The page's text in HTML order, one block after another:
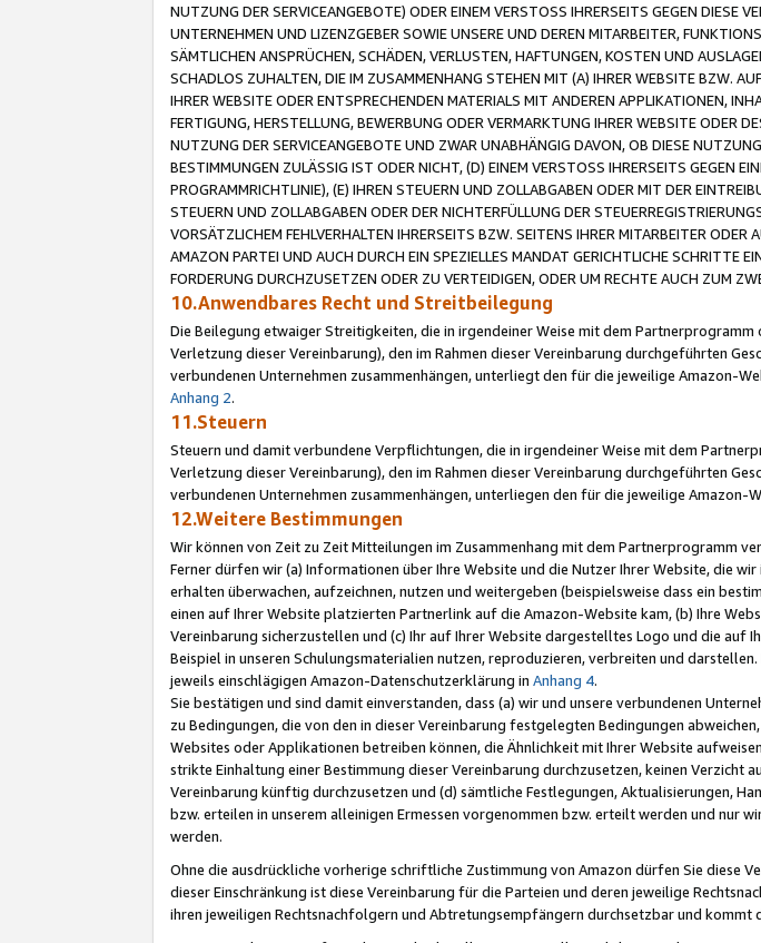
NUTZUNG DER SERVICEANGEBOTE) ODER EINEM VERSTOSS IHRERSEITS GEGEN DIESE
UNTERNEHMEN UND LIZENZGEBER SOWIE UNSERE UND DEREN MITARBEITER,
SÄMTLICHEN ANSPRÜCHEN, SCHÄDEN, VERLUSTEN, HAFTUNGEN, KOSTEN UND
SCHADLOS ZUHALTEN, DIE IM ZUSAMMENHANG STEHEN MIT (A) IHRER WEBSITE BZW.
IHRER WEBSITE ODER ENTSPRECHENDEN MATERIALS MIT ANDEREN APPLIKATIONEN,
FERTIGUNG, HERSTELLUNG, BEWERBUNG ODER VERMARKTUNG IHRER WEBSITE ODER
NUTZUNG DER SERVICEANGEBOTE UND ZWAR UNABHÄNGIG DAVON, OB DIESE
BESTIMMUNGEN ZULÄSSIG IST ODER NICHT, (D) EINEM VERSTOSS IHRERSEITS GEGEN
PROGRAMMRICHTLINIE), (E) IHREN STEUERN UND ZOLLABGABEN ODER MIT DER
STEUERN UND ZOLLABGABEN ODER DER NICHTERFÜLLUNG DER
VORSÄTZLICHEM FEHLVERHALTEN IHRERSEITS BZW. SEITENS IHRER MITARBEITER
AMAZON PARTEI UND AUCH DURCH EIN SPEZIELLES MANDAT GERICHTLICHE SCHRITTE
FORDERUNG DURCHZUSETZEN ODER ZU VERTEIDIGEN, ODER UM RECHTE AUCH ZUM
10.Anwendbares Recht und Streitbeilegung
Die Beilegung etwaiger Streitigkeiten, die in irgendeiner Weise mit dem
Verletzung dieser Vereinbarung), den im Rahmen dieser Vereinbarung durchgeführten
verbundenen Unternehmen zusammenhängen, unterliegt den für die jeweilige Amazon-
Anhang 2.
11.Steuern
Steuern und damit verbundene Verpflichtungen, die in irgendeiner Weise mit dem
Verletzung dieser Vereinbarung), den im Rahmen dieser Vereinbarung durchgeführten
verbundenen Unternehmen zusammenhängen, unterliegen den für die jeweilige Amazon-
12.Weitere Bestimmungen
Wir können von Zeit zu Zeit Mitteilungen im Zusammenhang mit dem Partnerprogramm
Ferner dürfen wir (a) Informationen über Ihre Website und die Nutzer Ihrer Website, die
erhalten überwachen, aufzeichnen, nutzen und weitergeben (beispielsweise dass ein
einen auf Ihrer Website platzierten Partnerlink auf die Amazon-Website kam, (b) Ihre
Vereinbarung sicherzustellen und (c) Ihr auf Ihrer Website dargestelltes Logo und die
Beispiel in unseren Schulungsmaterialien nutzen, reproduzieren, verbreiten und
jeweils einschlägigen Amazon-Datenschutzerklärung in Anhang 4.
Sie bestätigen und sind damit einverstanden, dass (a) wir und unsere verbundenen
zu Bedingungen, die von den in dieser Vereinbarung festgelegten Bedingungen
Websites oder Applikationen betreiben können, die Ähnlichkeit mit Ihrer Website
strikte Einhaltung einer Bestimmung dieser Vereinbarung durchzusetzen, keinen
Vereinbarung künftig durchzusetzen und (d) sämtliche Festlegungen, Aktualisierungen,
bzw. erteilen in unserem alleinigen Ermessen vorgenommen bzw. erteilt werden und
werden.
Ohne die ausdrückliche vorherige schriftliche Zustimmung von Amazon dürfen Sie diese
dieser Einschränkung ist diese Vereinbarung für die Parteien und deren jeweilige
ihren jeweiligen Rechtsnachfolgern und Abtretungsempfängern durchsetzbar und kommt